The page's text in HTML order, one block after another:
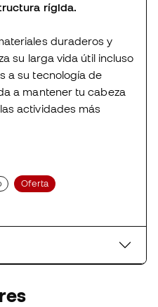
rígida.
duraderos y
su larga vida útil incluso
a su tecnología de
a mantener tu cabeza
actividades más
Oferta